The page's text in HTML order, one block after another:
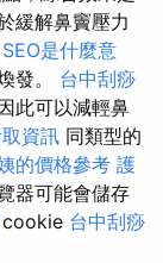
緩解鼻竇壓力
SEO是什麼意
發。 台中刮痧
此可以減輕鼻
資訊 同類型的
的價格參考 護
器可能會儲存
cookie 台中刮痧